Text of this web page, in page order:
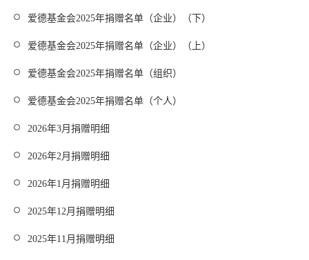
爱德基金会2025年捐赠名单（企业）（下）
爱德基金会2025年捐赠名单（企业）（上）
爱德基金会2025年捐赠名单（组织）
爱德基金会2025年捐赠名单（个人）
2026年3月捐赠明细
2026年2月捐赠明细
2026年1月捐赠明细
2025年12月捐赠明细
2025年11月捐赠明细